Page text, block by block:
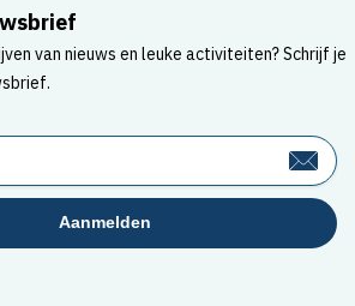
van nieuws en leuke activiteiten? Schrijf je